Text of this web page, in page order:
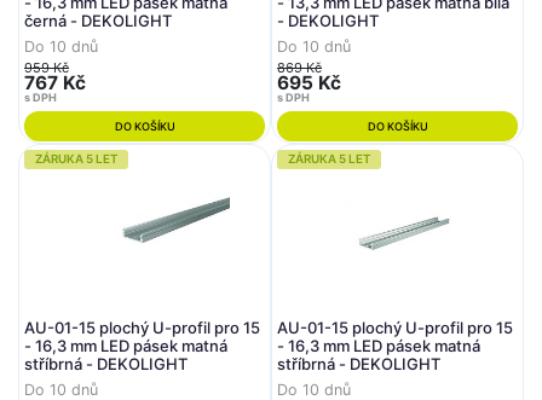
černá - DEKOLIGHT
Do 10 dnů
959 Kč
767 Kč
s DPH
DO KOŠÍKU
- DEKOLIGHT
Do 10 dnů
869 Kč
695 Kč
s DPH
DO KOŠÍKU
ZÁRUKA 5 LET
AU-01-15 plochý U-profil pro 15
- 16,3 mm LED pásek matná
stříbrná - DEKOLIGHT
Do 10 dnů
ZÁRUKA 5 LET
AU-01-15 plochý U-profil pro 15
- 16,3 mm LED pásek matná
stříbrná - DEKOLIGHT
Do 10 dnů